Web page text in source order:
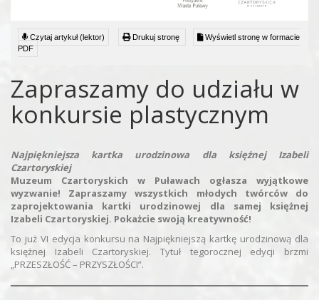
Czytaj artykuł (lektor) Drukuj stronę
Wyświetl stronę w formacie
PDF
Zapraszamy do udziału w
konkursie plastycznym
Najpiękniejsza kartka urodzinowa dla księżnej Izabeli
Czartoryskiej
Muzeum Czartoryskich w Puławach ogłasza wyjątkowe
wyzwanie! Zapraszamy wszystkich młodych twórców do
zaprojektowania kartki urodzinowej dla samej księżnej
Izabeli Czartoryskiej. Pokażcie swoją kreatywność!
To już VI edycja konkursu na Najpiękniejszą kartkę urodzinową dla
księżnej Izabeli Czartoryskiej. Tytuł tegorocznej edycji brzmi
„PRZESZŁOŚĆ – PRZYSZŁOŚCI”.